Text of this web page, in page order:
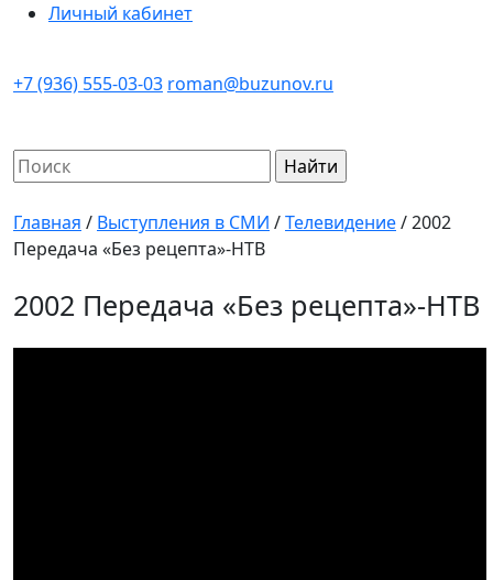
Личный кабинет
+7 (936) 555-03-03 roman@buzunov.ru
Найти:
Главная / Выступления в СМИ /Телевидение/2002
Передача «Без рецепта»-НТВ
2002 Передача «Без рецепта»-НТВ